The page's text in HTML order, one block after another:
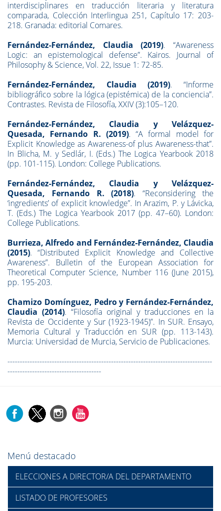
interdisciplinares en traducción literaria y literatura
comparada, Colección Interlingua 251, Capítulo 17: 203-
218. Granada: editorial Comares.
Fernández-Fernández, Claudia (2019). “Awareness
Logic: an epistemological defense”. Kairos. Journal of
Philosophy & Science, Vol. 22, Issue 1: 72-85.
Fernández-Fernández, Claudia (2019). “Informe
bibliográfico sobre la lógica (epistémica) de la conciencia”.
Contrastes. Revista de Filosofía, XXIV (3):105–120.
Fernández-Fernández, Claudia y Velázquez-
Quesada, Fernando R. (2019). “A formal model for
Explicit Knowledge as Awareness-of plus Awareness-that”.
In Blicha, M. y Sedlár, I. (Eds.) The Logica Yearbook 2018
(pp. 101-115). London: College Publications.
Fernández-Fernández, Claudia y Velázquez-
Quesada, Fernando R. (2018). “Reconsidering the
‘ingredients’ of explicit knowledge”. In Arazim, P. y Lávicka,
T. (Eds.) The Logica Yearbook 2017 (pp. 47–60). London:
College Publications.
Burrieza, Alfredo and Fernández-Fernández, Claudia
(2015). “Distributed Explicit Knowledge and Collective
Awareness”. Bulletin of the European Association for
Theoretical Computer Science, Number 116 (June 2015),
pp. 195-203.
Chamizo Domínguez, Pedro y Fernández-Fernández,
Claudia (2014). “Filosofía original y traducciones en la
Revista de Occidente y Sur (1923-1945)”. In SUR. Ensayo,
Memoria Cultural y Traducción en SUR (pp. 113-143).
Murcia: Universidad de Murcia, Servicio de Publicaciones.
-----------------------------------------------------------------------------------
--------------------------------------
Menú destacado
ELECCIONES A DIRECTOR/A DEL DEPARTAMENTO
LISTADO DE PROFESORES